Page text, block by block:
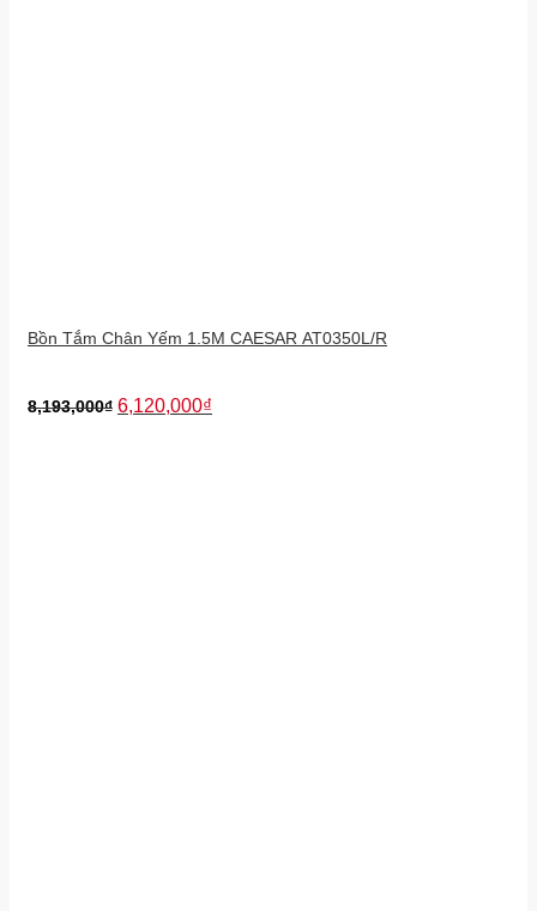
Bồn Tắm Chân Yếm 1.5M CAESAR AT0350L/R
8,193,000₫ 6,120,000₫